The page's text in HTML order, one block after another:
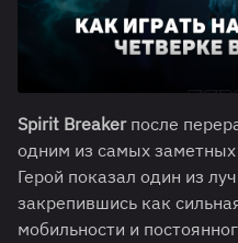
Spirit Breakerпосле
одним из самых
Герой показал один из
закрепившись как
мобильности и